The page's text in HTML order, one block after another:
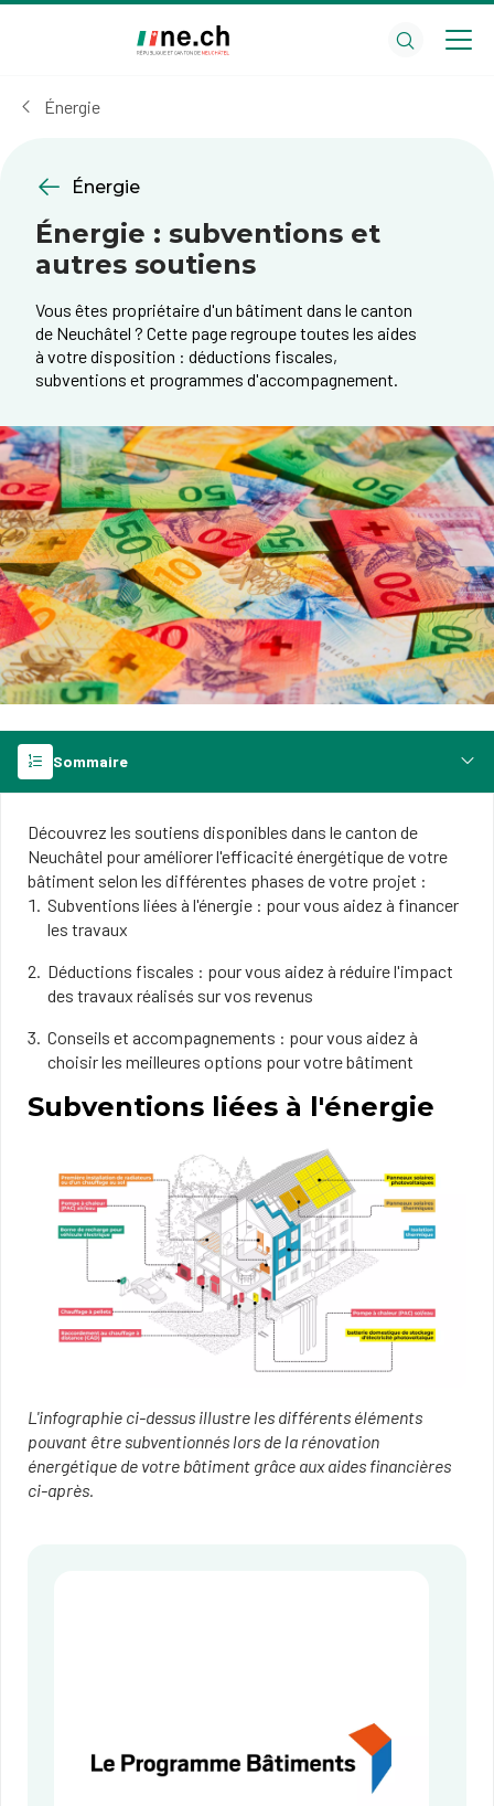
cookies
Énergie
Énergie
Énergie : subventions et
autres soutiens
Vous êtes propriétaire d'un bâtiment dans le canton
de Neuchâtel ? Cette page regroupe toutes les aides
à votre disposition : déductions fiscales,
subventions et programmes d'accompagnement.
Sommaire
Découvrez les soutiens disponibles dans le canton de
Neuchâtel pour améliorer l'efficacité énergétique de votre
bâtiment​ selon les différentes phases de votre projet :
Subventions liées à l'énergie : pour vous aidez à financer
les travaux
Déductions fiscales : pour vous aidez à réduire l'impact
des travaux réalisés sur vos revenus
Conseils et accompagnements : pour vous aidez à
choisir les meilleures options pour votre bâtiment
Subventions liées à l'énergie
L'infographie ci-dessus illustre les différents éléments
pouvant être subventionnés lors de la rénovation
énergétique de votre bâtiment grâce aux aides financières
ci-après.